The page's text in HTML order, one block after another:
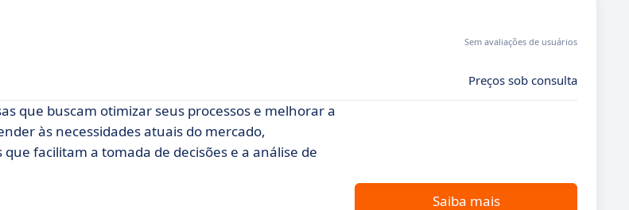
Sem avaliações de usuários
Preços sob consulta
que buscam otimizar seus processos e melhorar a
às necessidades atuais do mercado,
facilitam a tomada de decisões e a análise de
Saiba mais